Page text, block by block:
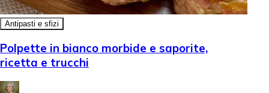
Antipasti e sfizi
Polpette in bianco morbide e saporite,
ricetta e trucchi